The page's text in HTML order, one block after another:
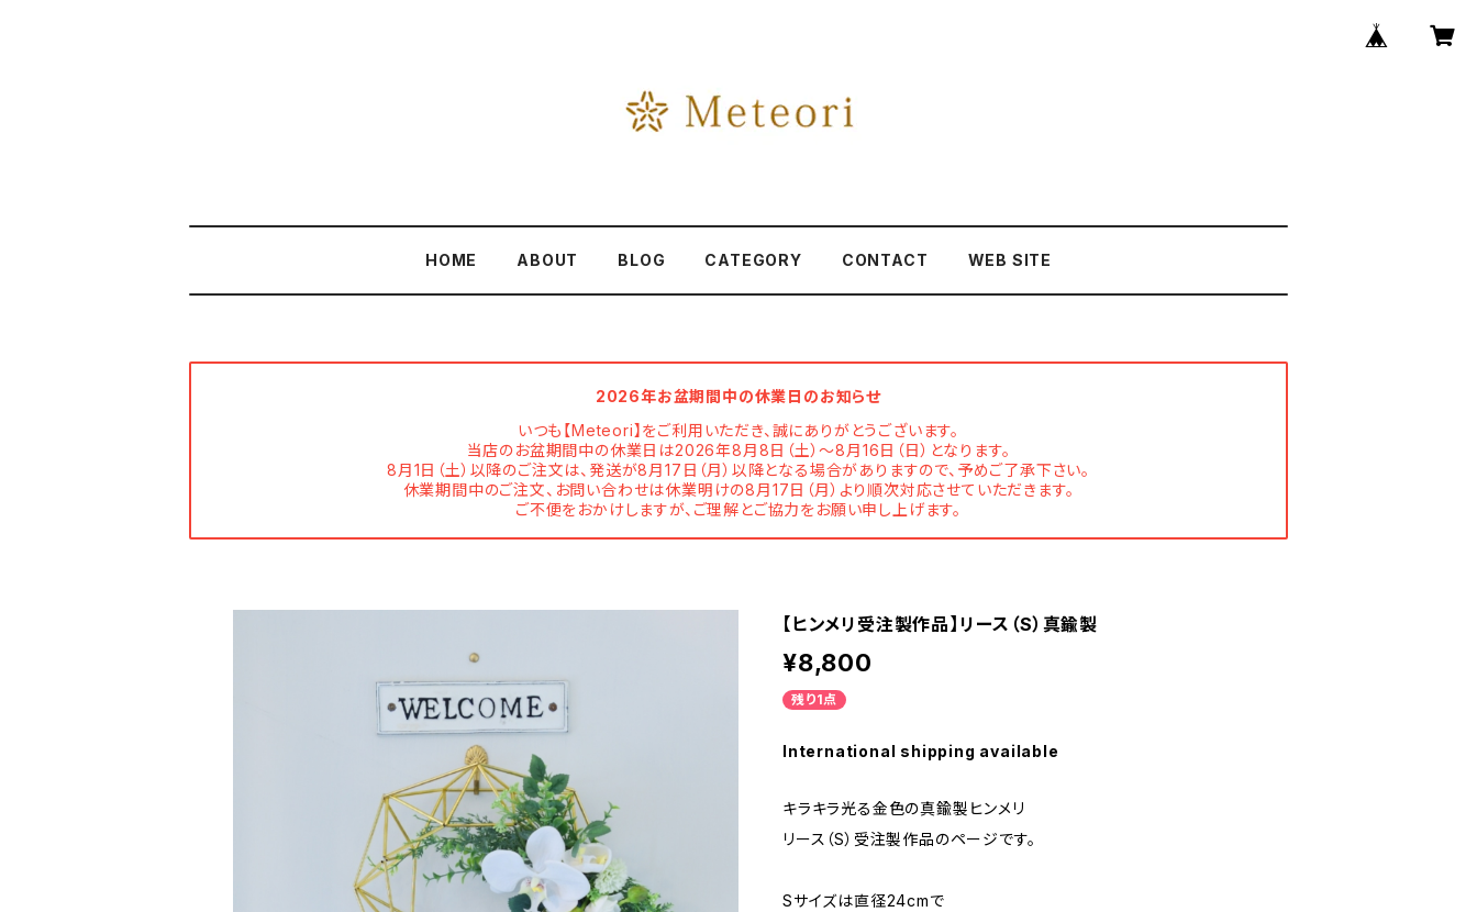
HOME ABOUT BLOG CATEGORY CONTACT WEB SITE
2026年お盆期間中の休業日のお知らせ
いつも【Meteori】をご利用いただき、誠にありがとうございます。
当店のお盆期間中の休業日は2026年8月8日（土）～8月16日（日）となります。
8月1日（土）以降のご注文は、発送が8月17日（月）以降となる場合がありますので、予めご了承下さい。
休業期間中のご注文、お問い合わせは休業明けの8月17日（月）より順次対応させていただきます。
ご不便をおかけしますが、ご理解とご協力をお願い申し上げます。
【ヒンメリ受注製作品】リース（S）真鍮製
¥8,800
残り1点
International shipping available
キラキラ光る金色の真鍮製ヒンメリ
リース（S）受注製作品のページです。
Sサイズは直径24cmで